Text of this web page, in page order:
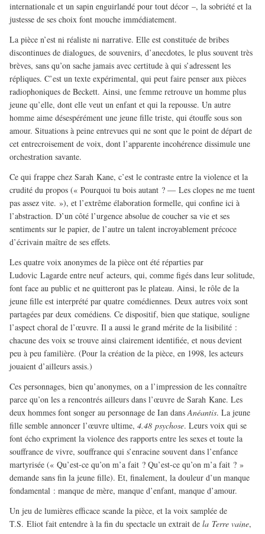
internationale et un sapin enguirlandé pour tout décor –, la sobriété et la
justesse de ses choix font mouche immédiatement.
La pièce n’est ni réaliste ni narrative. Elle est constituée de bribes
discontinues de dialogues, de souvenirs, d’anecdotes, le plus souvent très
brèves, sans qu’on sache jamais avec certitude à qui s’adressent les
répliques. C’est un texte expérimental, qui peut faire penser aux pièces
radiophoniques de Beckett. Ainsi, une femme retrouve un homme plus
jeune qu’elle, dont elle veut un enfant et qui la repousse. Un autre
homme aime désespérément une jeune fille triste, qui étouffe sous son
amour. Situations à peine entrevues qui ne sont que le point de départ de
cet entrecroisement de voix, dont l’apparente incohérence dissimule une
orchestration savante.
Ce qui frappe chez Sarah Kane, c’est le contraste entre la violence et la
crudité du propos (« Pourquoi tu bois autant ? — Les clopes ne me tuent
pas assez vite. »), et l’extrême élaboration formelle, qui confine ici à
l’abstraction. D’un côté l’urgence absolue de coucher sa vie et ses
sentiments sur le papier, de l’autre un talent incroyablement précoce
d’écrivain maître de ses effets.
Les quatre voix anonymes de la pièce ont été réparties par
Ludovic Lagarde entre neuf acteurs, qui, comme figés dans leur solitude,
font face au public et ne quitteront pas le plateau. Ainsi, le rôle de la
jeune fille est interprété par quatre comédiennes. Deux autres voix sont
partagées par deux comédiens. Ce dispositif, bien que statique, souligne
l’aspect choral de l’œuvre. Il a aussi le grand mérite de la lisibilité :
chacune des voix se trouve ainsi clairement identifiée, et nous devient
peu à peu familière. (Pour la création de la pièce, en 1998, les acteurs
jouaient d’ailleurs assis.)
Ces personnages, bien qu’anonymes, on a l’impression de les connaître
parce qu’on les a rencontrés ailleurs dans l’œuvre de Sarah Kane. Les
deux hommes font songer au personnage de Ian dansAnéantis. La jeune
fille semble annoncer l’œuvre ultime, 4.48 psychose. Leurs voix qui se
font écho expriment la violence des rapports entre les sexes et toute la
souffrance de vivre, souffrance qui s’enracine souvent dans l’enfance
martyrisée (« Qu’est-ce qu’on m’a fait ? Qu’est-ce qu’on m’a fait ? »
demande sans fin la jeune fille). Et, finalement, la douleur d’un manque
fondamental : manque de mère, manque d’enfant, manque d’amour.
Un jeu de lumières efficace scande la pièce, et la voix samplée de
T.S. Eliot fait entendre à la fin du spectacle un extrait de la Terre vaine,